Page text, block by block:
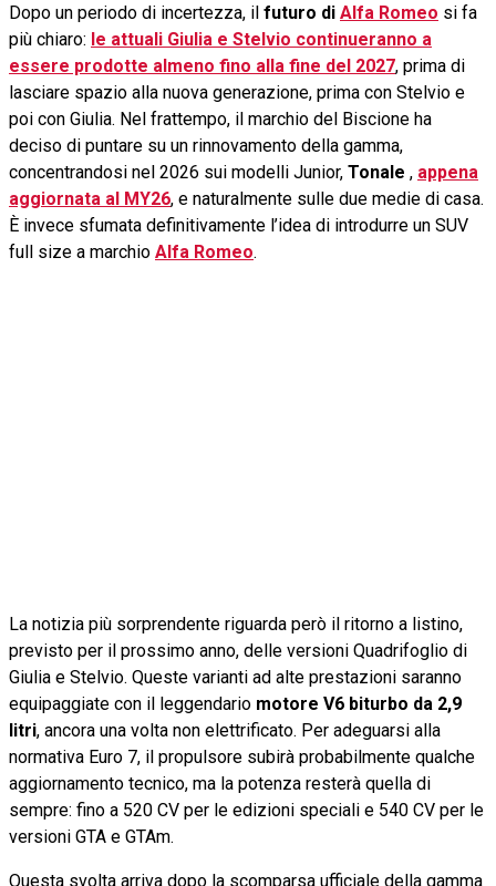
Dopo un periodo di incertezza, il futuro di Alfa Romeo si fa
più chiaro: le attuali Giulia e Stelvio continueranno a
essere prodotte almeno fino alla fine del 2027, prima di
lasciare spazio alla nuova generazione, prima con Stelvio e
poi con Giulia. Nel frattempo, il marchio del Biscione ha
deciso di puntare su un rinnovamento della gamma,
concentrandosi nel 2026 sui modelli Junior, Tonale , appena
aggiornata al MY26, e naturalmente sulle due medie di casa.
È invece sfumata definitivamente l’idea di introdurre un SUV
full size a marchio Alfa Romeo.
La notizia più sorprendente riguarda però il ritorno a listino,
previsto per il prossimo anno, delle versioni Quadrifoglio di
Giulia e Stelvio. Queste varianti ad alte prestazioni saranno
equipaggiate con il leggendario motore V6 biturbo da 2,9
litri, ancora una volta non elettrificato. Per adeguarsi alla
normativa Euro 7, il propulsore subirà probabilmente qualche
aggiornamento tecnico, ma la potenza resterà quella di
sempre: fino a 520 CV per le edizioni speciali e 540 CV per le
versioni GTA e GTAm.
Questa svolta arriva dopo la scomparsa ufficiale della gamma